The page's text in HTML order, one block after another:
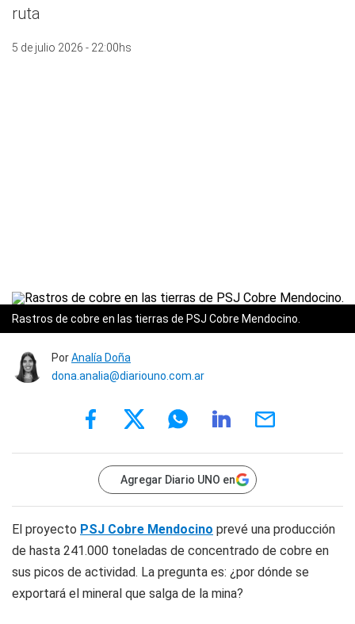
ruta
5 de julio 2026 - 22:00hs
Rastros de cobre en las tierras de PSJ Cobre Mendocino.
PorAnalía Doña
dona.analia@diariouno.com.ar
Agregar Diario UNO en
El proyecto PSJ Cobre Mendocino prevé una producción
de hasta 241.000 toneladas de concentrado de cobre en
sus picos de actividad. La pregunta es: ¿por dónde se
exportará el mineral que salga de la mina?